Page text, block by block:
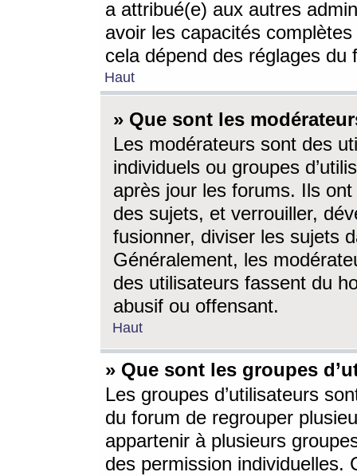
a attribué(e) aux autres
avoir les capacités
cela dépend des réglages du
Haut
» Que sont les
Les modérateurs sont des
individuels ou groupes
après jour les forums. Ils ont
des sujets, et verrouiller,
fusionner, diviser les sujets
Généralement, les
des utilisateurs fassent du
abusif ou offensant.
Haut
» Que sont les groupes
Les groupes d’utilisateurs
du forum de regrouper
appartenir à plusieurs
des permission individuelles.